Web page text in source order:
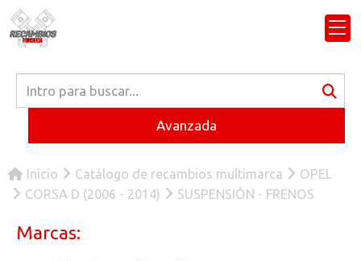
Avanzada
Inicio Catálogo de recambios multimarca
OPEL
CORSA D (2006 - 2014)
SUSPENSIÓN - FRENOS
Marcas: